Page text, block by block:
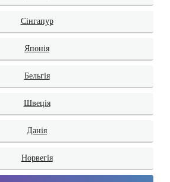
Сінгапур
Японія
Бельгія
Швеція
Данія
Норвегія